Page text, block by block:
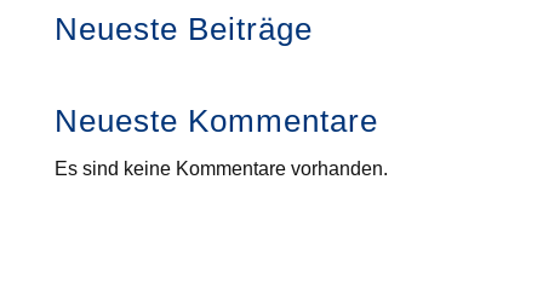
Neueste Beiträge
Neueste Kommentare
Es sind keine Kommentare vorhanden.